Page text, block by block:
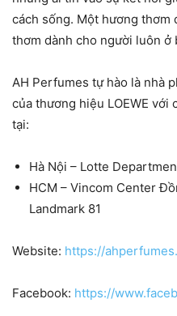
cách sống. Một hương thơm
thơm dành cho người luôn ở
AH Perfumes tự hào là nhà
của thương hiệu LOEWE với
tại:
Hà Nội – Lotte
HCM – Vincom Center
Landmark 81
Website: https://
Facebook: https://